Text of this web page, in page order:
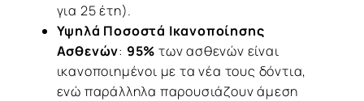
για 25 έτη).
Υψηλά Ποσοστά Ικανοποίησης
Ασθενών: 95% των ασθενών είναι
ικανοποιημένοι με τα νέα τους δόντια,
ενώ παράλληλα παρουσιάζουν άμεση